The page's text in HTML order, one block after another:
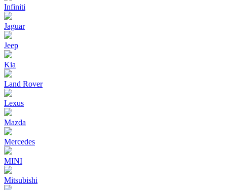
Infiniti
Jaguar
Jeep
Kia
Land Rover
Lexus
Mazda
Mercedes
MINI
Mitsubishi